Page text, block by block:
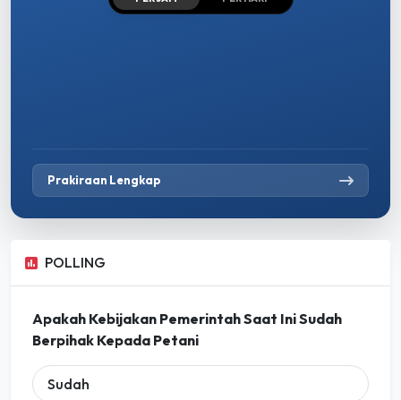
Prakiraan Lengkap
POLLING
Apakah Kebijakan Pemerintah Saat Ini Sudah
Berpihak Kepada Petani
Sudah